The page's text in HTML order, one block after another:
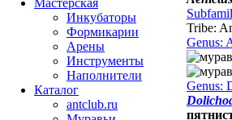
Tribe:
Genus:
Genus:
Мастерская
Инкубаторы
Формикарии
Арены
Инструменты
Наполнители
Каталог
antclub.ru